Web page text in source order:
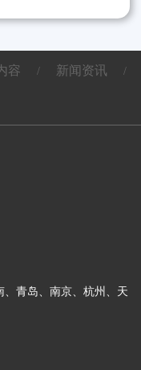
容 / 新闻资讯 /
青岛、南京、杭州、天